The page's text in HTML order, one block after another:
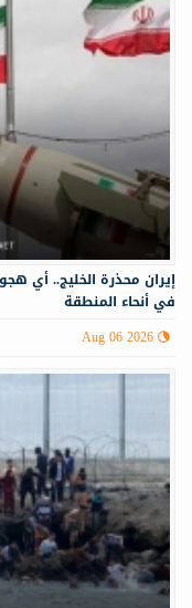
إيران محذرة الخليج.. أي
في أنحاء المنطقة
Aug 06 2026